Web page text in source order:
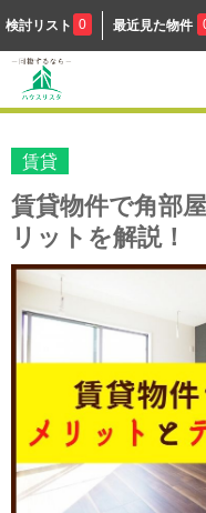
検討リスト 0 最近見た物件
賃貸
賃貸物件で角部
リットを解説！